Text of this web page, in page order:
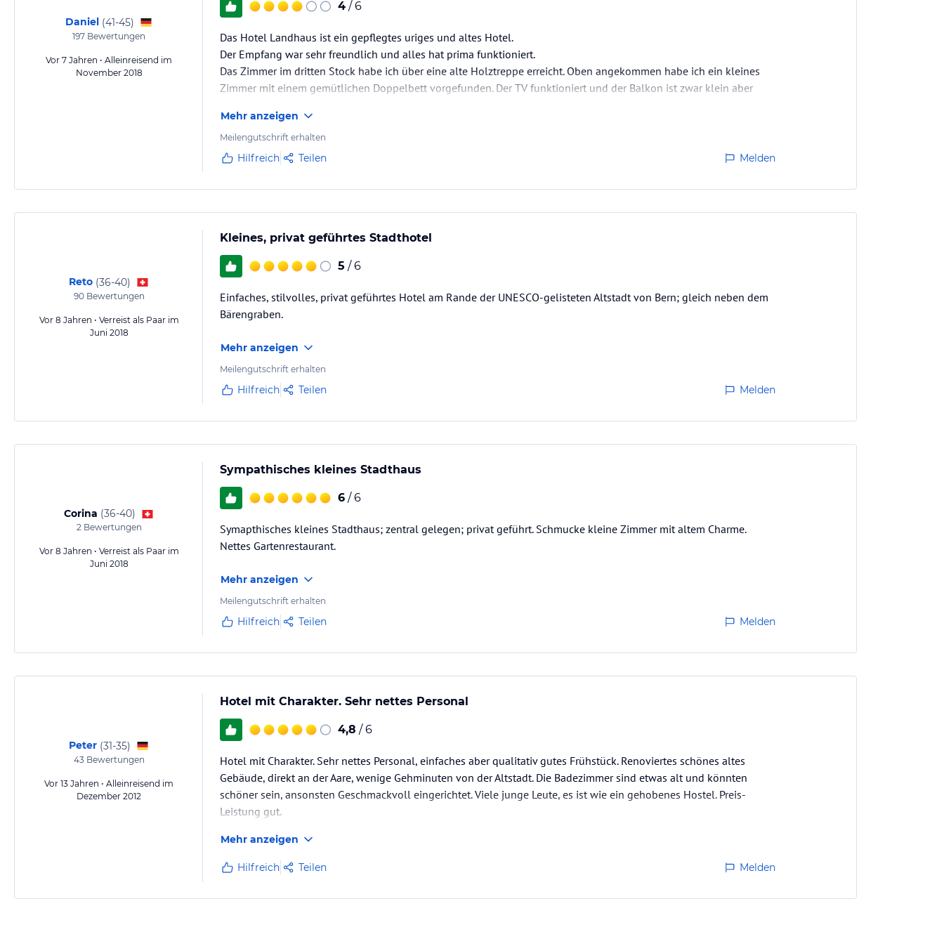
Daniel (41-45)
197 Bewertungen
Vor 7 Jahren • Alleinreisend im
November 2018
4 / 6
Das Hotel Landhaus ist ein gepflegtes uriges und altes Hotel.
Der Empfang war sehr freundlich und alles hat prima funktioniert.
Das Zimmer im dritten Stock habe ich über eine alte Holztreppe erreicht. Oben angekommen habe ich ein kleines
Zimmer mit einem gemütlichen Doppelbett vorgefunden. Der TV funktioniert und der Balkon ist zwar klein aber
Die Lage ist generell ruhig, aber sehr zentral und ein öffentlicher Parkplatz ist gleich nebenan. Die Dusche könnte
etwas mehr Druck vertragen und das Waschbecken…
Mehr anzeigen
Meilengutschrift erhalten
Hilfreich Teilen Melden
Reto (36-40)
90Bewertungen
Vor 8 Jahren • Verreist als Paar im
Juni 2018
Kleines, privat geführtes Stadthotel
5 / 6
Einfaches, stilvolles, privat geführtes Hotel am Rande der UNESCO-gelisteten Altstadt von Bern; gleich neben dem
Bärengraben.
Mehr anzeigen
Meilengutschrift erhalten
Hilfreich Teilen Melden
Corina (36-40)
2Bewertungen
Vor 8 Jahren • Verreist als Paar im
Juni 2018
Sympathisches kleines Stadthaus
6 / 6
Symapthisches kleines Stadthaus; zentral gelegen; privat geführt. Schmucke kleine Zimmer mit altem Charme.
Nettes Gartenrestaurant.
Mehr anzeigen
Meilengutschrift erhalten
Hilfreich Teilen Melden
Peter (31-35)
43Bewertungen
Vor 13 Jahren • Alleinreisend im
Dezember 2012
Hotel mit Charakter. Sehr nettes Personal
4,8 / 6
Hotel mit Charakter. Sehr nettes Personal, einfaches aber qualitativ gutes Frühstück. Renoviertes schönes altes
Gebäude, direkt an der Aare, wenige Gehminuten von der Altstadt. Die Badezimmer sind etwas alt und könnten
schöner sein, ansonsten Geschmackvoll eingerichtet. Viele junge Leute, es ist wie ein gehobenes Hostel. Preis-
Leistung gut.
Mehr anzeigen
Hilfreich Teilen Melden